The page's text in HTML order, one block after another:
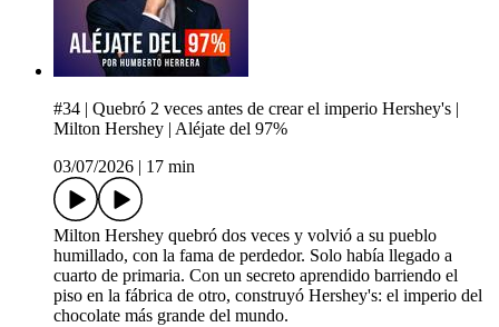
#34 | Quebró 2 veces antes de crear el imperio Hershey's |
Milton Hershey | Aléjate del 97%
03/07/2026
17 min
Milton Hershey quebró dos veces y volvió a su pueblo
humillado, con la fama de perdedor. Solo había llegado a
cuarto de primaria. Con un secreto aprendido barriendo el
piso en la fábrica de otro, construyó Hershey's: el imperio del
chocolate más grande del mundo.